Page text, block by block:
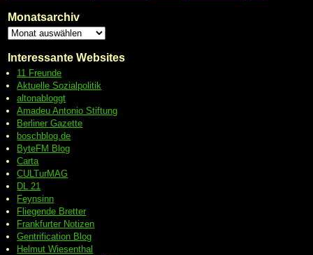
Monatsarchiv
Interessante Websites
11 Freunde
Aktuelle Sozialpolitik
altonabloggt
Amadeu Antonio Stiftung
Berliner Gazette
boschblog.de
ByteFM Blog
Carta
CULTurMAG
DL 21
Feynsinn
Fliegende Bretter
Frankfurter Notizen
Gentrification Blog
Helmut Wiesenthal